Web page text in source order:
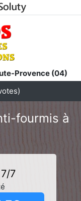
Provence (04)
fourmis à
7